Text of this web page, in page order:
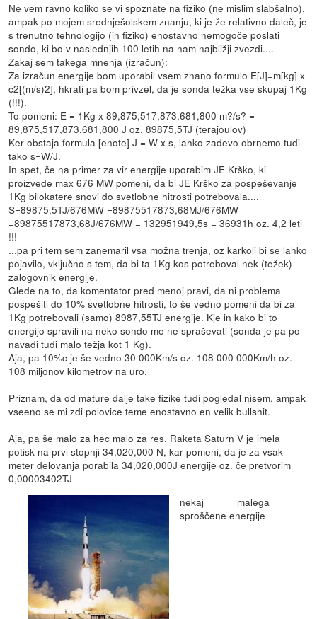
Ne vem ravno koliko se vi spoznate na fiziko (ne mislim slabšalno),
ampak po mojem srednješolskem znanju, ki je že relativno daleč, je
s trenutno tehnologijo (in fiziko) enostavno nemogoče poslati
sondo, ki bo v naslednjih 100 letih na nam najbližji zvezdi....
Zakaj sem takega mnenja (izračun):
Za izračun energije bom uporabil vsem znano formulo E[J]=m[kg] x
c2[(m/s)2], hkrati pa bom privzel, da je sonda težka vse skupaj 1Kg
(!!!).
To pomeni: E = 1Kg x 89,875,517,873,681,800 m?/s? =
89,875,517,873,681,800 J oz. 89875,5TJ (terajoulov)
Ker obstaja formula [enote] J = W x s, lahko zadevo obrnemo tudi
tako s=W/J.
In spet, če na primer za vir energije uporabim JE Krško, ki
proizvede max 676 MW pomeni, da bi JE Krško za pospeševanje
1Kg bilokatere snovi do svetlobne hitrosti potrebovala....
S=89875,5TJ/676MW =89875517873,68MJ/676MW
=89875517873,68J/676MW = 132951949,5s = 36931h oz. 4,2 leti
!!!
...pa pri tem sem zanemaril vsa možna trenja, oz karkoli bi se lahko
pojavilo, vključno s tem, da bi ta 1Kg kos potreboval nek (težek)
zalogovnik energije.
Glede na to, da komentator pred menoj pravi, da ni problema
pospešiti do 10% svetlobne hitrosti, to še vedno pomeni da bi za
1Kg potrebovali (samo) 8987,55TJ energije. Kje in kako bi to
energijo spravili na neko sondo me ne spraševati (sonda je pa po
navadi tudi malo težja kot 1 Kg).
Aja, pa 10%c je še vedno 30 000Km/s oz. 108 000 000Km/h oz.
108 miljonov kilometrov na uro.
Priznam, da od mature dalje take fizike tudi pogledal nisem, ampak
vseeno se mi zdi polovice teme enostavno en velik bullshit.
Aja, pa še malo za hec malo za res. Raketa Saturn V je imela
potisk na prvi stopnji 34,020,000 N, kar pomeni, da je za vsak
meter delovanja porabila 34,020,000J energije oz. če pretvorim
0,00003402TJ
nekaj malega
sproščene energije